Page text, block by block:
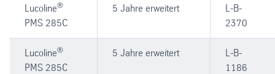
Lucoline®
PMS 285C
5 Jahre erweitert
L-B-
2370
Lucoline®
PMS 285C
5 Jahre erweitert
L-B-
1186